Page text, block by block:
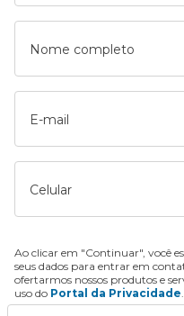
Nome completo
E-mail
Celular
Ao clicar em "Continuar", você
seus dados para entrar em
ofertarmos nossos produtos e
uso do Portal da Privacidade.